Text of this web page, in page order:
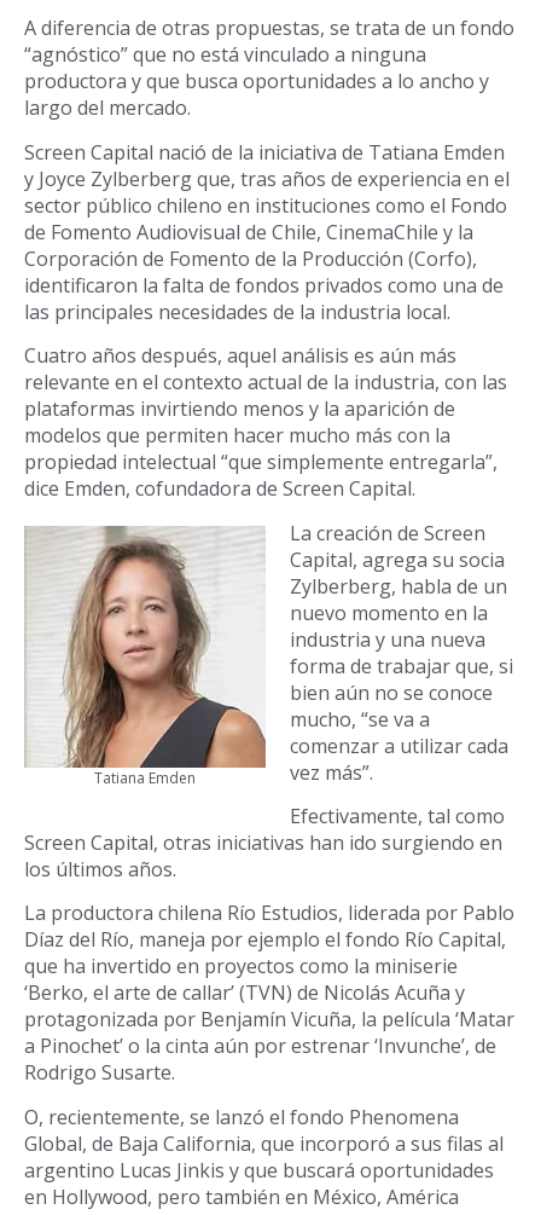
A diferencia de otras propuestas, se trata de un fondo
“agnóstico” que no está vinculado a ninguna
productora y que busca oportunidades a lo ancho y
largo del mercado.
Screen Capital nació de la iniciativa de Tatiana Emden
y Joyce Zylberberg que, tras años de experiencia en el
sector público chileno en instituciones como el Fondo
de Fomento Audiovisual de Chile, CinemaChile y la
Corporación de Fomento de la Producción (Corfo),
identificaron la falta de fondos privados como una de
las principales necesidades de la industria local.
Cuatro años después, aquel análisis es aún más
relevante en el contexto actual de la industria, con las
plataformas invirtiendo menos y la aparición de
modelos que permiten hacer mucho más con la
propiedad intelectual “que simplemente entregarla”,
dice Emden, cofundadora de Screen Capital.
Tatiana Emden
La creación de Screen
Capital, agrega su socia
Zylberberg, habla de un
nuevo momento en la
industria y una nueva
forma de trabajar que, si
bien aún no se conoce
mucho, “se va a
comenzar a utilizar cada
vez más”.
Efectivamente, tal como
Screen Capital, otras iniciativas han ido surgiendo en
los últimos años.
La productora chilena Río Estudios, liderada por Pablo
Díaz del Río, maneja por ejemplo el fondo Río Capital,
que ha invertido en proyectos como la miniserie
‘Berko, el arte de callar’ (TVN) de Nicolás Acuña y
protagonizada por Benjamín Vicuña, la película ‘Matar
a Pinochet’ o la cinta aún por estrenar ‘Invunche’, de
Rodrigo Susarte.
O, recientemente, se lanzó el fondo Phenomena
Global, de Baja California, que incorporó a sus filas al
argentino Lucas Jinkis y que buscará oportunidades
en Hollywood, pero también en México, América